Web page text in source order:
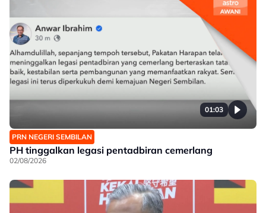
01:03
PRN NEGERI SEMBILAN
PH tinggalkan legasi pentadbiran cemerlang
02/08/2026